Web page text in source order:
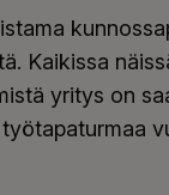
Kaikissa
yritys on